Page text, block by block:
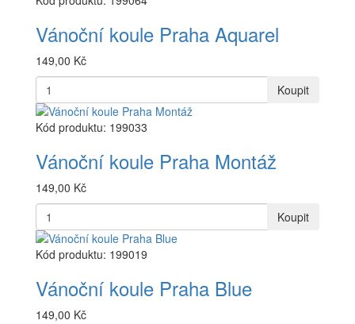
Vánoční koule Praha Aquarel
149,00 Kč
Koupit
Kód produktu: 199033
Vánoční koule Praha Montáž
149,00 Kč
Koupit
Kód produktu: 199019
Vánoční koule Praha Blue
149,00 Kč